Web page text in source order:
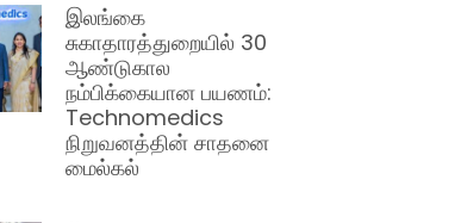
இலங்கை
சுகாதாரத்துறையில் 30
ஆண்டுகால
நம்பிக்கையான பயணம்:
Technomedics
நிறுவனத்தின் சாதனை
மைல்கல்